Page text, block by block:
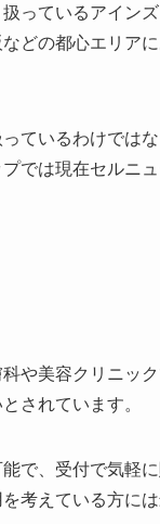
っているアイン
どの都心エリア
ているわけでは
では現在セルニ
や美容クリニッ
されています。
で、受付で気軽
考えている方に